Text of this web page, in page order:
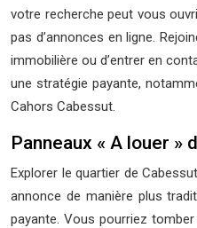
votre recherche peut vous
pas d’annonces en ligne.
immobilière ou d’entrer en
une stratégie payante,
Cahors Cabessut.
Panneaux « A louer »
Explorer le quartier de
annonce de manière plus
payante. Vous pourriez